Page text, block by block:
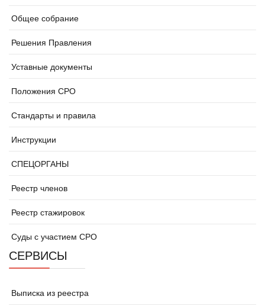
Общее собрание
Решения Правления
Уставные документы
Положения СРО
Стандарты и правила
Инструкции
СПЕЦОРГАНЫ
Реестр членов
Реестр стажировок
Суды с участием СРО
СЕРВИСЫ
Выписка из реестра